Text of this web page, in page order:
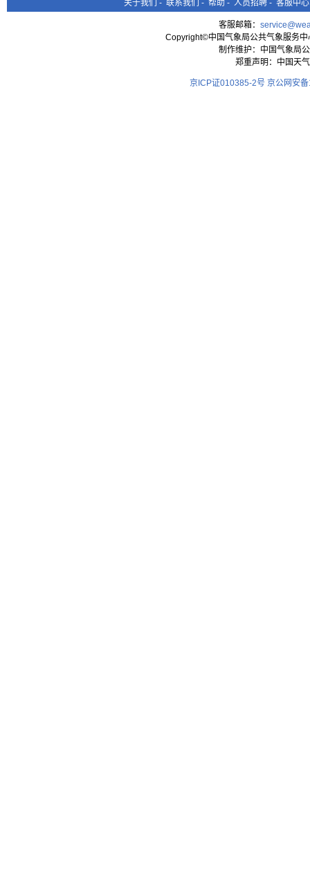
关于我们 - 联系我们 - 帮助 - 人员招聘 - 客服中心
客服邮箱：
Copyright©中国气象局公共气象服务
制作维护：中国气象局
郑重声明：中国天
京ICP证010385-2号 京公网安